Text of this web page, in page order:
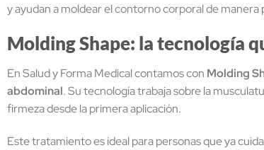
y ayudan a moldear el contorno corporal de manera
Molding Shape: la tecnología
En Salud y Forma Medical contamos con Molding
abdominal. Su tecnología trabaja sobre la
firmeza desde la primera aplicación.
Este tratamiento es ideal para personas que ya